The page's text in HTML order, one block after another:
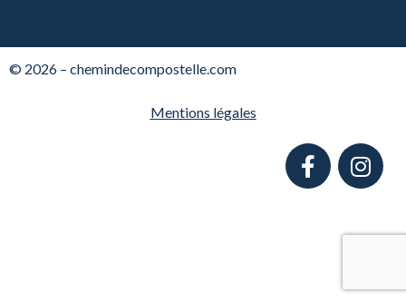
© 2026 – chemindecompostelle.com
Mentions légales